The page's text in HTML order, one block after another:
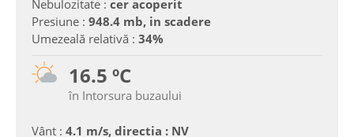
Nebulozitate : cer acoperit
Presiune : 948.4 mb, in scadere
Umezeală relativă : 34%
16.5 ºC
în Intorsura buzaului
Vânt : 4.1 m/s, directia : NV